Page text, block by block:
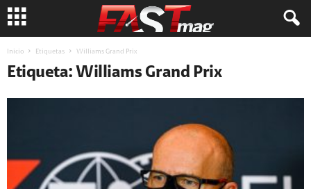
Inicio Etiquetas Williams Grand Prix
Etiqueta: Williams Grand Prix